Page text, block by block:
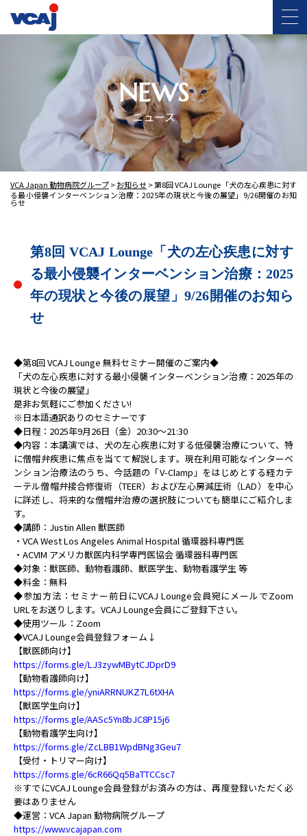
NEWS
ニュース
VCA Japan 動物病院グループ>お知らせ>第8回 VCAJ Lounge「犬の左心疾患に対す
る最小侵襲インターベンション治療：2025年の現状と今後の展望」9/26開催のお知
らせ
第8回 VCAJ Lounge「犬の左心疾患に対す
る最小侵襲インターベンション治療：2025
年の現状と今後の展望」9/26開催のお知ら
せ
◆第8回 VCAJ Lounge 無料セミナー開催のご案内◆
「犬の左心疾患に対する最小侵襲インターベンション治療：2025年の
現状と今後の展望」
是非お気軽にご参加ください!
※日本語通訳ありのセミナーです
◆日程：2025年9月26日（金）20:30〜21:30
◆内容：本講演では、犬の左心疾患に対する低侵襲治療について、特
に僧帽弁疾患に焦点を当てて解説します。現在利用可能なインターベ
ンション治療法のうち、今話題の「V-Clamp」をはじめとする経カテ
ーテル僧帽弁接合修復術（TEER）および左心房減圧術（LAD）を中心
に詳述し、将来的な僧帽弁治療の選択肢についても簡単にご紹介しま
す。
◆講師：Justin Allen 獣医師
・VCA West Los Angeles Animal Hospital 循環器科専門医
・ACVIM アメリカ獣医内科学専門医協会 循環器科専門医
◆対象：獣医師、動物看護師、獣医学生、動物看護学生 等
◆料金：無料
◆参加方法：セミナー前日にVCAJ Lounge会員宛にメールでZoom
URLをお送りします。VCAJ Lounge会員にご登録下さい。
◆使用ツール：Zoom
◆VCAJ Lounge会員登録フォーム↓
【獣医師向け】
https://forms.gle/LJ3zywMBytCJDprD9
【動物看護師向け】
https://forms.gle/yniARRNUKZ7L6tXHA
【獣医学生向け】
https://forms.gle/AASc5Yn8bJC8P15j6
【動物看護学生向け】
https://forms.gle/ZcLBB1WpdBNg3Geu7
【受付・トリマー向け】
https://forms.gle/6cR66Qq5BaTTCCsc7
※すでにVCAJ Lounge会員登録がお済みの方は、再度登録いただく必
要はありません
◆運営：VCA Japan 動物病院グループ
https://www.vcajapan.com